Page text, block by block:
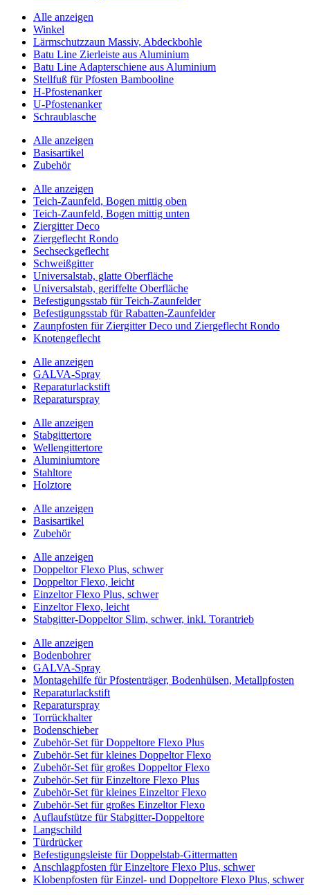
Alle anzeigen
Winkel
Lärmschutzzaun Massiv, Abdeckbohle
Batu Line Zierleiste aus Aluminium
Batu Line Adapterschiene aus Aluminium
Stellfuß für Pfosten Bambooline
H-Pfostenanker
U-Pfostenanker
Schraublasche
Alle anzeigen
Basisartikel
Zubehör
Alle anzeigen
Teich-Zaunfeld, Bogen mittig oben
Teich-Zaunfeld, Bogen mittig unten
Ziergitter Deco
Ziergeflecht Rondo
Sechseckgeflecht
Schweißgitter
Universalstab, glatte Oberfläche
Universalstab, geriffelte Oberfläche
Befestigungsstab für Teich-Zaunfelder
Befestigungsstab für Rabatten-Zaunfelder
Zaunpfosten für Ziergitter Deco und Ziergeflecht Rondo
Knotengeflecht
Alle anzeigen
GALVA-Spray
Reparaturlackstift
Reparaturspray
Alle anzeigen
Stabgittertore
Wellengittertore
Aluminiumtore
Stahltore
Holztore
Alle anzeigen
Basisartikel
Zubehör
Alle anzeigen
Doppeltor Flexo Plus, schwer
Doppeltor Flexo, leicht
Einzeltor Flexo Plus, schwer
Einzeltor Flexo, leicht
Stabgitter-Doppeltor Slim, schwer, inkl. Torantrieb
Alle anzeigen
Bodenbohrer
GALVA-Spray
Montagehilfe für Pfostenträger, Bodenhülsen, Metallpfosten
Reparaturlackstift
Reparaturspray
Torrückhalter
Bodenschieber
Zubehör-Set für Doppeltore Flexo Plus
Zubehör-Set für kleines Doppeltor Flexo
Zubehör-Set für großes Doppeltor Flexo
Zubehör-Set für Einzeltore Flexo Plus
Zubehör-Set für kleines Einzeltor Flexo
Zubehör-Set für großes Einzeltor Flexo
Auflaufstütze für Stabgitter-Doppeltore
Langschild
Türdrücker
Befestigungsleiste für Doppelstab-Gittermatten
Anschlagpfosten für Einzeltore Flexo Plus, schwer
Klobenpfosten für Einzel- und Doppeltore Flexo Plus, schwer